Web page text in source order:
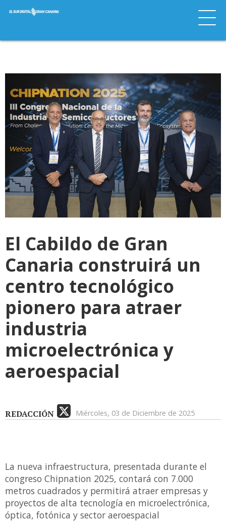
El Cabildo de Gran
Canaria construirá un
centro tecnológico
pionero para atraer
industria
microelectrónica y
aeroespacial
REDACCIÓN Miércoles, 03 de Diciembre de 2025
La nueva infraestructura, presentada durante el
congreso Chipnation 2025, contará con 7.000
metros cuadrados y permitirá atraer empresas y
proyectos de alta tecnología en microelectrónica,
óptica, fotónica y sector aeroespacial